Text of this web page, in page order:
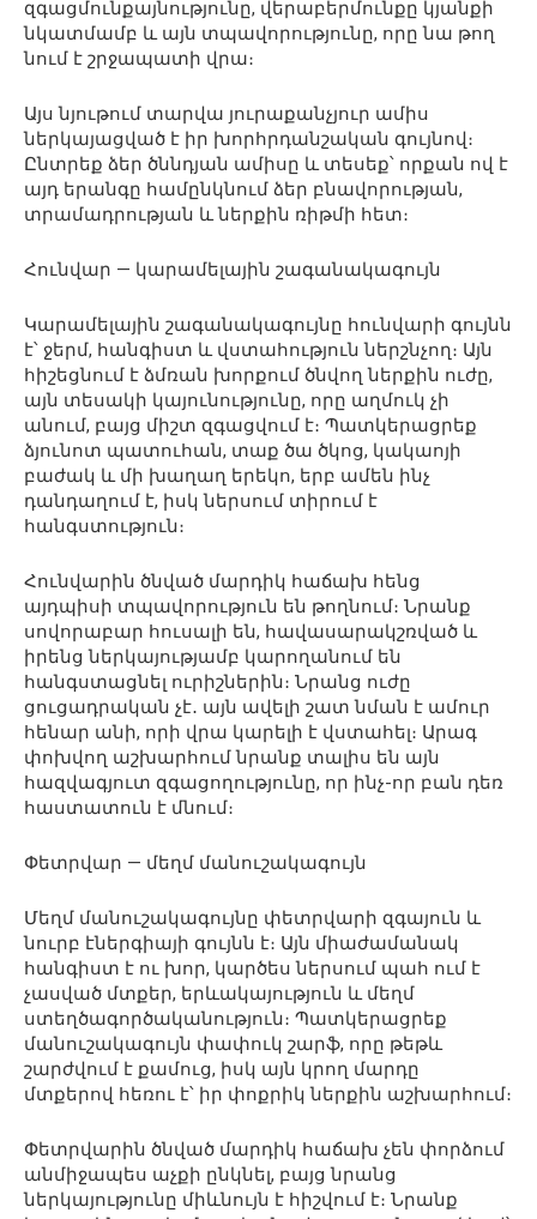
զգացմունքայնությունը, վերաբերմունքը կյանքի
նկատմամբ և այն տպավորությունը, որը նա թող
նում է շրջապատի վրա։
Այս նյութում տարվա յուրաքանչյուր ամիս
ներկայացված է իր խորհրդանշական գույնով։
Ընտրեք ձեր ծննդյան ամիսը և տեսեք՝ որքան ով է
այդ երանգը համընկնում ձեր բնավորության,
տրամադրության և ներքին ռիթմի հետ։
Հունվար — կարամելային շագանակագույն
Կարամելային շագանակագույնը հունվարի գույնն
է՝ ջերմ, հանգիստ և վստահություն ներշնչող։ Այն
հիշեցնում է ձմռան խորքում ծնվող ներքին ուժը,
այն տեսակի կայունությունը, որը աղմուկ չի
անում, բայց միշտ զգացվում է։ Պատկերացրեք
ձյունոտ պատուհան, տաք ծա ծկոց, կակաոյի
բաժակ և մի խաղաղ երեկո, երբ ամեն ինչ
դանդաղում է, իսկ ներսում տիրում է
հանգստություն։
Հունվարին ծնված մարդիկ հաճախ հենց
այդպիսի տպավորություն են թողնում։ Նրանք
սովորաբար հուսալի են, հավասարակշռված և
իրենց ներկայությամբ կարողանում են
հանգստացնել ուրիշներին։ Նրանց ուժը
ցուցադրական չէ․ այն ավելի շատ նման է ամուր
հենար անի, որի վրա կարելի է վստահել։ Արագ
փոխվող աշխարհում նրանք տալիս են այն
հազվագյուտ զգացողությունը, որ ինչ-որ բան դեռ
հաստատուն է մնում։
Փետրվար — մեղմ մանուշակագույն
Մեղմ մանուշակագույնը փետրվարի զգայուն և
նուրբ էներգիայի գույնն է։ Այն միաժամանակ
հանգիստ է ու խոր, կարծես ներսում պահ ում է
չասված մտքեր, երևակայություն և մեղմ
ստեղծագործականություն։ Պատկերացրեք
մանուշակագույն փափուկ շարֆ, որը թեթև
շարժվում է քամուց, իսկ այն կրող մարդը
մտքերով հեռու է՝ իր փոքրիկ ներքին աշխարհում։
Փետրվարին ծնված մարդիկ հաճախ չեն փորձում
անմիջապես աչքի ընկնել, բայց նրանց
ներկայությունը միևնույն է հիշվում է։ Նրանք